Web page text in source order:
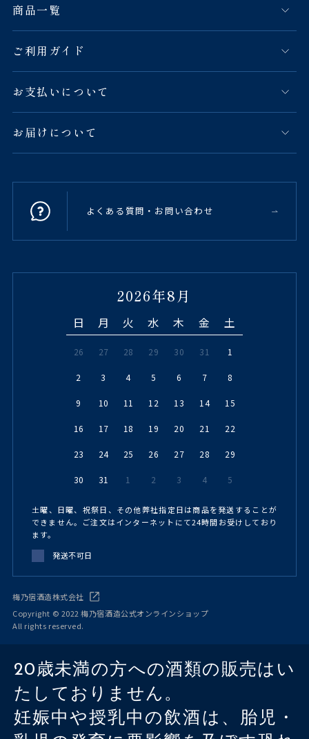
商品一覧
ご利用ガイド
お支払いについて
お届けについて
よくある質問・お問い合わせ
2026年8月
日 月 火 水 木 金 土
26 27 28 29 30 31 1
2 3 4 5 6 7 8
9 10 11 12 13 14 15
16 17 18 19 20 21 22
23 24 25 26 27 28 29
30 31 1 2 3 4 5
土曜、日曜、祝祭日、その他弊社指定日は商品を発送することが
できません。ご注文はインターネットにて24時間お受けしており
ます。
発送不可日
梅乃宿酒造株式会社
Copyright © 2022 梅乃宿酒造公式オンラインショップ
All rights reserved.
20歳未満の方への酒類の販売はい
たしておりません。
妊娠中や授乳中の飲酒は、胎児・